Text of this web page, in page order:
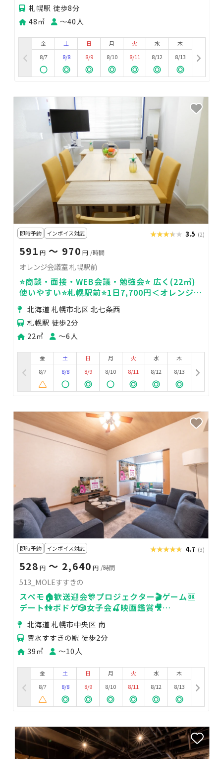
札幌駅 徒歩8分
48㎡
〜40人
金
8/7
土
8/8
日
8/9
月
8/10
火
8/11
水
8/12
木
8/13
即時予約 インボイス対応 ★★★★★
★★★★★ 3.5 (2)
591 円 〜 970 円 /時間
オレンジ会議室 札幌駅前
⭐️商談・面接・WEB会議・勉強会⭐️ 広く(22㎡)
使いやすい⭐️札幌駅前⭐️1日7,700円＜オレンジ会
議室🍊＞
北海道 札幌市北区 北七条西
札幌駅 徒歩2分
22㎡
〜6人
金
8/7
土
8/8
日
8/9
月
8/10
火
8/11
水
8/12
木
8/13
即時予約 インボイス対応 ★★★★★
★★★★★ 4.7 (3)
528 円 〜 2,640 円 /時間
513_MOLEすすきの
スペモ🏠️歓送迎会🎊プロジェクター🎬ゲーム🆗
デート👫ボドゲ🎲女子会🍒映画鑑賞🎥
513_MOLEすすきの
北海道 札幌市中央区 南
豊水すすきの駅 徒歩2分
39㎡
〜10人
金
8/7
土
8/8
日
8/9
月
8/10
火
8/11
水
8/12
木
8/13